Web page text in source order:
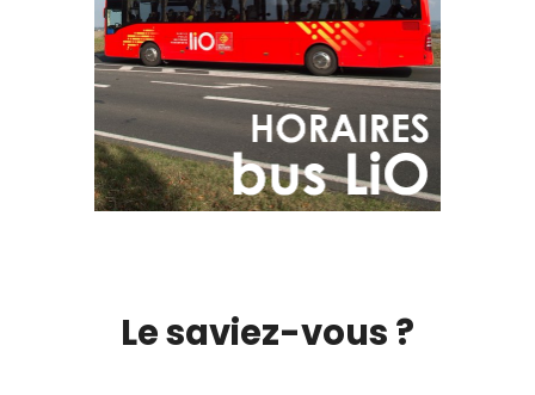
Le saviez-vous ?